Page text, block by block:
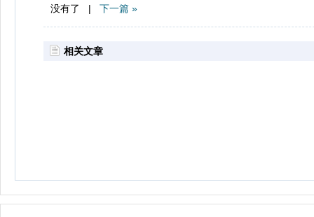
没有了 | 下一篇 »
相关文章